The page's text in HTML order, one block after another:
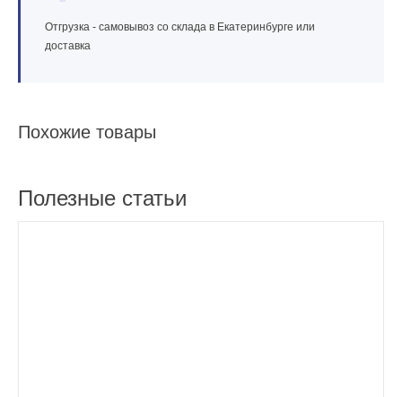
Отгрузка - самовывоз со склада в Екатеринбурге или
доставка
Похожие товары
Полезные статьи